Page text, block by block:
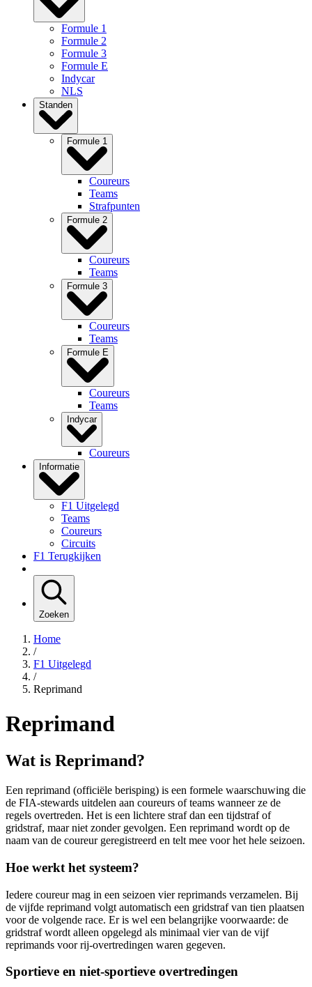
Formule 1
Formule 2
Formule 3
Formule E
Indycar
NLS
Standen
Formule 1
Coureurs
Teams
Strafpunten
Formule 2
Coureurs
Teams
Formule 3
Coureurs
Teams
Formule E
Coureurs
Teams
Indycar
Coureurs
Informatie
F1 Uitgelegd
Teams
Coureurs
Circuits
F1 Terugkijken
Zoeken
Home
/
F1 Uitgelegd
/
Reprimand
Reprimand
Wat is Reprimand?
Een reprimand (officiële berisping) is een formele waarschuwing die
de FIA-stewards uitdelen aan coureurs of teams wanneer ze de
regels overtreden. Het is een lichtere straf dan een tijdstraf of
gridstraf, maar niet zonder gevolgen. Een reprimand wordt op de
naam van de coureur geregistreerd en telt mee voor het hele seizoen.
Hoe werkt het systeem?
Iedere coureur mag in een seizoen vier reprimands verzamelen. Bij
de vijfde reprimand volgt automatisch een gridstraf van tien plaatsen
voor de volgende race. Er is wel een belangrijke voorwaarde: de
gridstraf wordt alleen opgelegd als minimaal vier van de vijf
reprimands voor rij-overtredingen waren gegeven.
Sportieve en niet-sportieve overtredingen